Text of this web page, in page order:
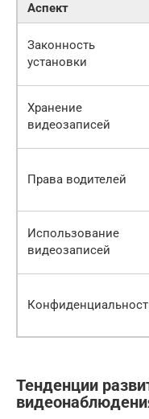
Аспект
Законность
установки
Хранение
видеозаписей
Права водителей
Использование
видеозаписей
Тенденции